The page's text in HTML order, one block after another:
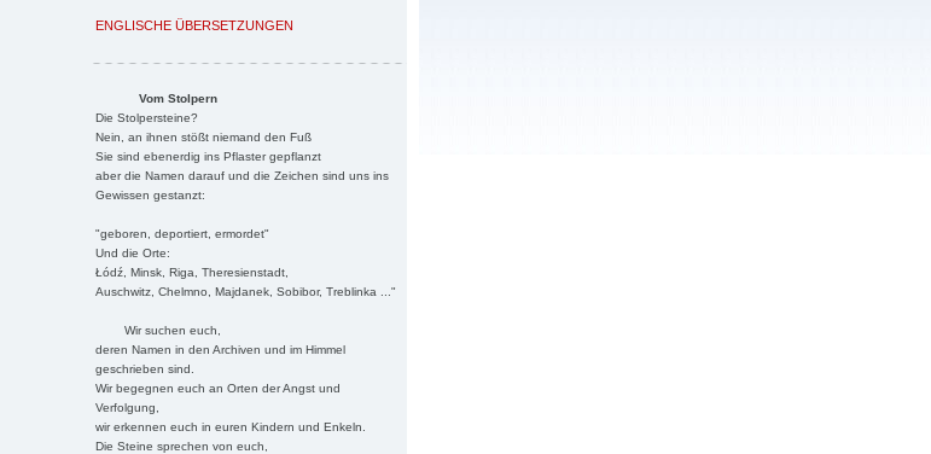
ENGLISCHE ÜBERSETZUNGEN
Vom Stolpern
Die Stolpersteine?
Nein, an ihnen stößt niemand den Fuß
Sie sind ebenerdig ins Pflaster gepflanzt
aber die Namen darauf und die Zeichen sind uns ins
Gewissen gestanzt:
"geboren, deportiert, ermordet"
Und die Orte:
Łódź, Minsk, Riga, Theresienstadt,
Auschwitz, Chelmno, Majdanek, Sobibor, Treblinka ..."
Wir suchen euch,
deren Namen in den Archiven und im Himmel
geschrieben sind.
Wir begegnen euch an Orten der Angst und
Verfolgung,
wir erkennen euch in euren Kindern und Enkeln.
Die Steine sprechen von euch,